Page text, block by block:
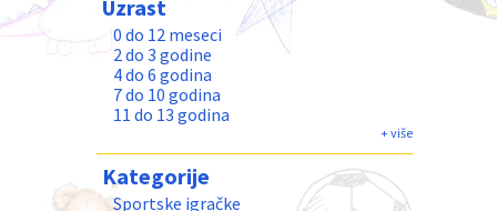
Uzrast
0 do 12 meseci
2 do 3 godine
4 do 6 godina
7 do 10 godina
11 do 13 godina
Odrasli
+ više
Kategorije
Sportske igračke